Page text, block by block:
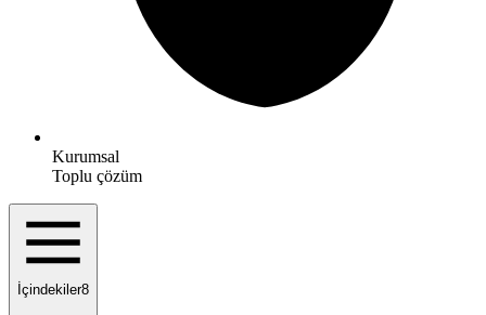
Kurumsal
Toplu çözüm
İçindekiler8